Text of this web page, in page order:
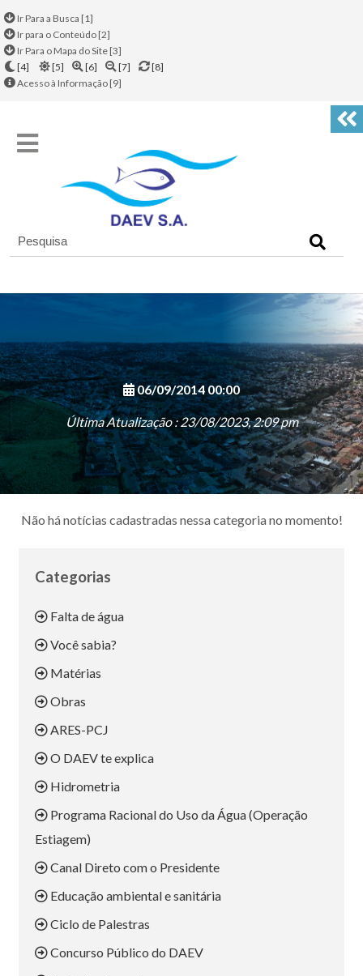
Ir Para a Busca [1]
Ir para o Conteúdo [2]
Ir Para o Mapa do Site [3]
[4]
[5] [6] [7]
[8]
Acesso à Informação [9]
06/09/2014 00:00
Última Atualização : 23/08/2023, 2:09 pm
Não há notícias cadastradas nessa categoria no momento!
Categorias
Falta de água
Você sabia?
Matérias
Obras
ARES-PCJ
O DAEV te explica
Hidrometria
Programa Racional do Uso da Água (Operação
Estiagem)
Canal Direto com o Presidente
Educação ambiental e sanitária
Ciclo de Palestras
Concurso Público do DAEV